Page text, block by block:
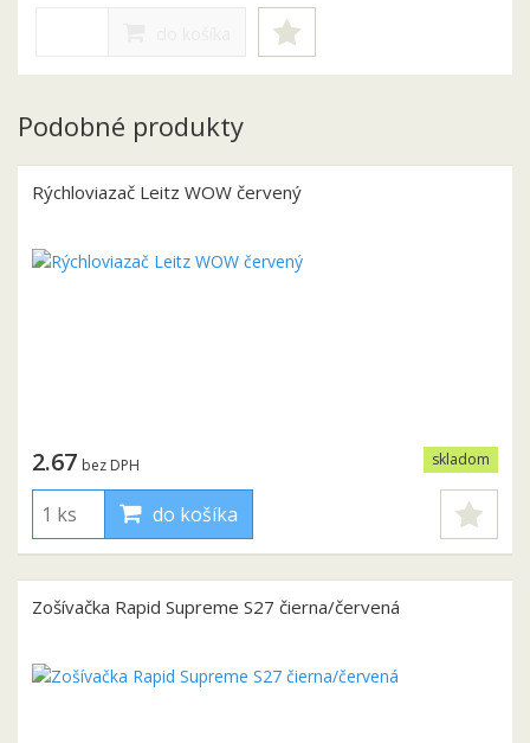
Podobné produkty
Rýchloviazač Leitz WOW červený
skladom
2.67 bez DPH
do košíka
Zošívačka Rapid Supreme S27 čierna/červená